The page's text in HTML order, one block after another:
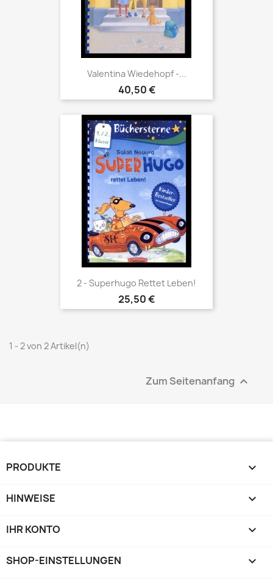
Valentina Wiedehopf -...
40,50 €
2 - Superhugo Rettet Leben!
25,50 €
1 - 2 von 2 Artikel(n)
Zum Seitenanfang 
PRODUKTE 
HINWEISE 
IHR KONTO 
SHOP-EINSTELLUNGEN keyboard_arrow_down